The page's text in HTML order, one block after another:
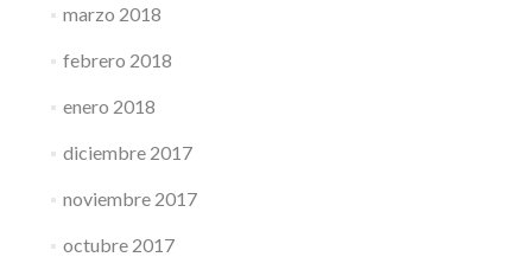
marzo 2018
febrero 2018
enero 2018
diciembre 2017
noviembre 2017
octubre 2017